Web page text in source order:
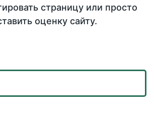
страницу или просто
оценку сайту.